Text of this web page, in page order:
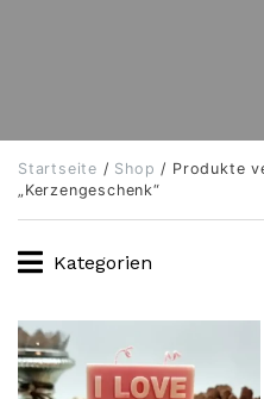
Startseite / Shop / Produkte
„Kerzengeschenk“
Kategorien